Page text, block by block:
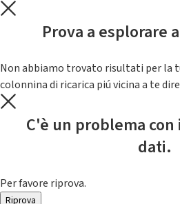
Prova a esplorare
Non abbiamo trovato risultati per la
colonnina di ricarica piú vicina a te
C'è un problema
dati.
Per favore riprova.
Riprova